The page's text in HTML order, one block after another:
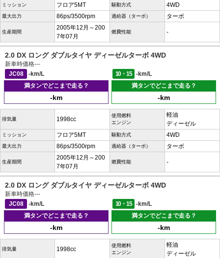
ミッション フロア5MT 駆動方式 4WD
最大出力 86ps/3500rpm 過給器（ターボ） ターボ
生産期間
2005年12月～200
7年07月
燃費性能 -
2.0 DX ロング ダブルタイヤ ディーゼルターボ 4WD
新車時価格---
JC08
-km/L 10・15
-km/L
満タンでどこまで走る？
-km
満タンでどこまで走る？
-km
排気量 1998cc
使用燃料
エンジン
軽油
ディーゼル
ミッション フロア5MT 駆動方式 4WD
最大出力 86ps/3500rpm 過給器（ターボ） ターボ
生産期間
2005年12月～200
7年07月
燃費性能 -
2.0 DX ロング ダブルタイヤ ディーゼルターボ 4WD
新車時価格---
JC08
-km/L 10・15
-km/L
満タンでどこまで走る？
-km
満タンでどこまで走る？
-km
排気量 1998cc
使用燃料
エンジン
軽油
ディーゼル